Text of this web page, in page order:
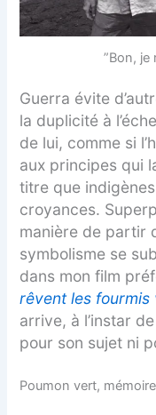
”Bon, je
Guerra évite
la duplicité à
de lui, comme si
aux principes qui
titre que
croyances.
manière de partir
symbolisme se
dans mon film
rêvent les fourmis
arrive, à l’instar
pour son sujet ni
Poumon vert,